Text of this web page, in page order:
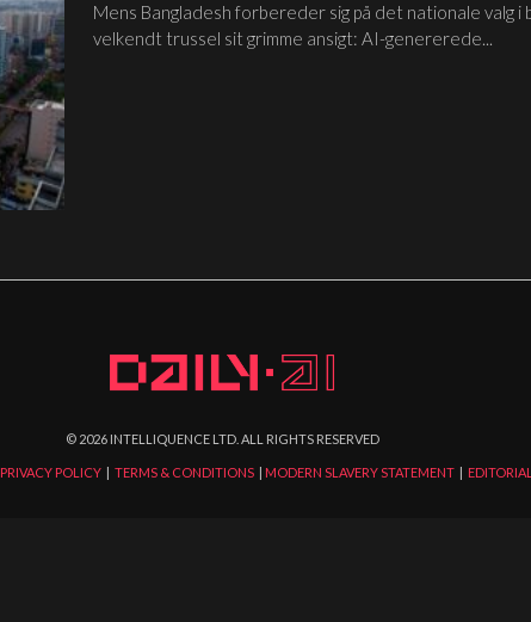
Mens Bangladesh forbereder sig på det nationale valg i
velkendt trussel sit grimme ansigt: AI-genererede...
© 2026INTELLIQUENCE LTD. ALL RIGHTS RESERVED
PRIVACY POLICY| TERMS & CONDITIONS| MODERN SLAVERY STATEMENT|